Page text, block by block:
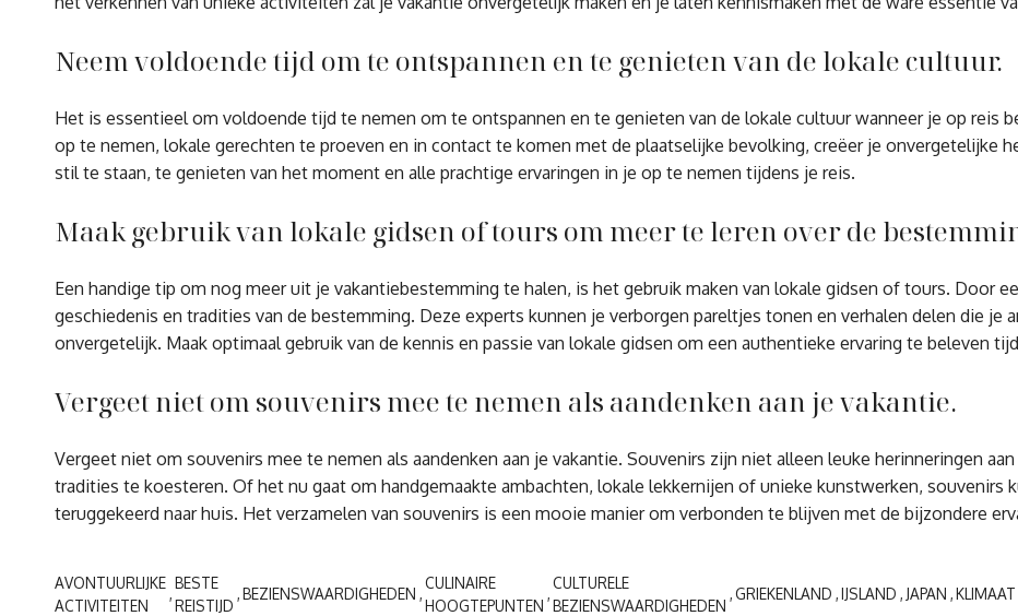
Neem voldoende tijd om te ontspannen en te genieten van de lokale cultuur.
Het is essentieel om voldoende tijd te nemen om te ontspannen en te genieten van de lokale cultuur wanneer je op
op te nemen, lokale gerechten te proeven en in contact te komen met de plaatselijke bevolking, creëer je onvergetelijke
stil te staan, te genieten van het moment en alle prachtige ervaringen in je op te nemen tijdens je reis.
Maak gebruik van lokale gidsen of tours om meer te leren over de
Een handige tip om nog meer uit je vakantiebestemming te halen, is het gebruik maken van lokale gidsen of tours. Door
geschiedenis en tradities van de bestemming. Deze experts kunnen je verborgen pareltjes tonen en verhalen delen die
onvergetelijk. Maak optimaal gebruik van de kennis en passie van lokale gidsen om een authentieke ervaring te beleven
Vergeet niet om souvenirs mee te nemen als aandenken aan je vakantie.
Vergeet niet om souvenirs mee te nemen als aandenken aan je vakantie. Souvenirs zijn niet alleen leuke herinneringen
tradities te koesteren. Of het nu gaat om handgemaakte ambachten, lokale lekkernijen of unieke kunstwerken,
teruggekeerd naar huis. Het verzamelen van souvenirs is een mooie manier om verbonden te blijven met de bijzondere
AVONTUURLIJKE
ACTIVITEITEN
BESTE
REISTIJD
BEZIENSWAARDIGHEDEN
CULINAIRE
HOOGTEPUNTEN
CULTURELE
BEZIENSWAARDIGHEDEN
GRIEKENLAND IJSLAND JAPAN KLIMAAT